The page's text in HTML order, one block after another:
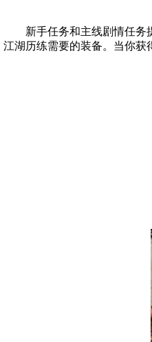
新手任务和主线剧情任务提
江湖历练需要的装备。当你获